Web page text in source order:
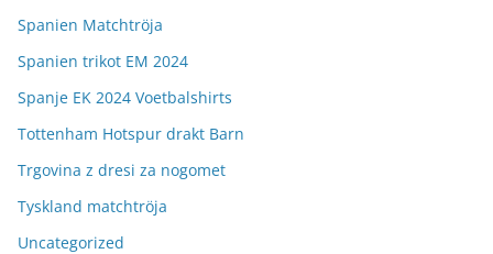
Spanien Matchtröja
Spanien trikot EM 2024
Spanje EK 2024 Voetbalshirts
Tottenham Hotspur drakt Barn
Trgovina z dresi za nogomet
Tyskland matchtröja
Uncategorized